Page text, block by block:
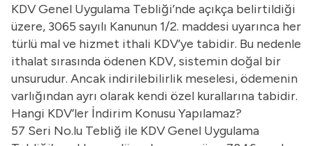
KDV Genel Uygulama Tebliği’nde açıkça belirtildiği
üzere, 3065 sayılı Kanunun 1/2. maddesi uyarınca her
türlü mal ve hizmet ithali KDV’ye tabidir. Bu nedenle
ithalat sırasında ödenen KDV, sistemin doğal bir
unsurudur. Ancak indirilebilirlik meselesi, ödemenin
varlığından ayrı olarak kendi özel kurallarına tabidir.
Hangi KDV’ler İndirim Konusu Yapılamaz?
57 Seri No.lu Tebliğ ile KDV Genel Uygulama